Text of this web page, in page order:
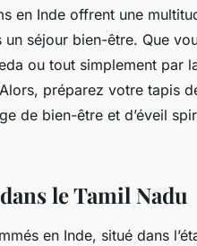
en Inde offrent une
un séjour bien-être. Que
ou tout simplement par
préparez votre tapis
de bien-être et d’éveil
le Tamil Nadu
en Inde, situé dans